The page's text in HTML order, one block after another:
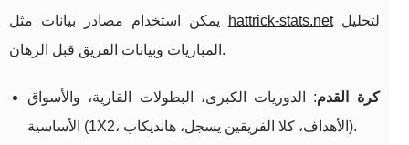
hattrick-stats.netلتحليل
المباريات وبيانات الفريق قبل الرهان.
كرة القدم: الدوريات الكبرى، البطولات القارية، والأسواق
الأساسية (1X2، الأهداف، كلا الفريقين يسجل، هانديكاب).